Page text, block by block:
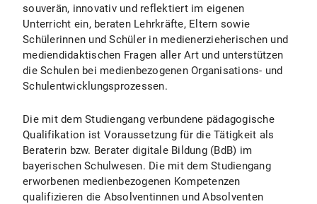
souverän, innovativ und reflektiert im eigenen
Unterricht ein, beraten Lehrkräfte, Eltern sowie
Schülerinnen und Schüler in medienerzieherischen und
mediendidaktischen Fragen aller Art und unterstützen
die Schulen bei medienbezogenen Organisations- und
Schulentwicklungsprozessen.
Die mit dem Studiengang verbundene pädagogische
Qualifikation ist Voraussetzung für die Tätigkeit als
Beraterin bzw. Berater digitale Bildung (BdB) im
bayerischen Schulwesen. Die mit dem Studiengang
erworbenen medienbezogenen Kompetenzen
qualifizieren die Absolventinnen und Absolventen